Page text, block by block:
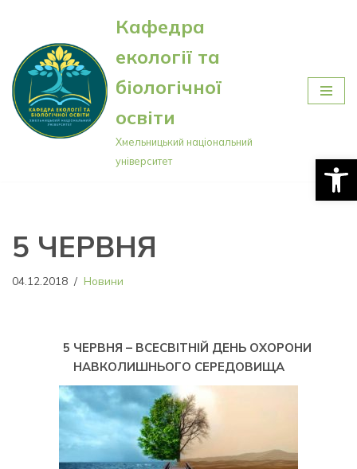
Перейти
до
вмісту
Кафедра
екології та
біологічної
освіти
Хмельницький національний
університет
5 ЧЕРВНЯ
04.12.2018 Новини
5 ЧЕРВНЯ – ВСЕСВІТНІЙ ДЕНЬ ОХОРОНИ
НАВКОЛИШНЬОГО СЕРЕДОВИЩА